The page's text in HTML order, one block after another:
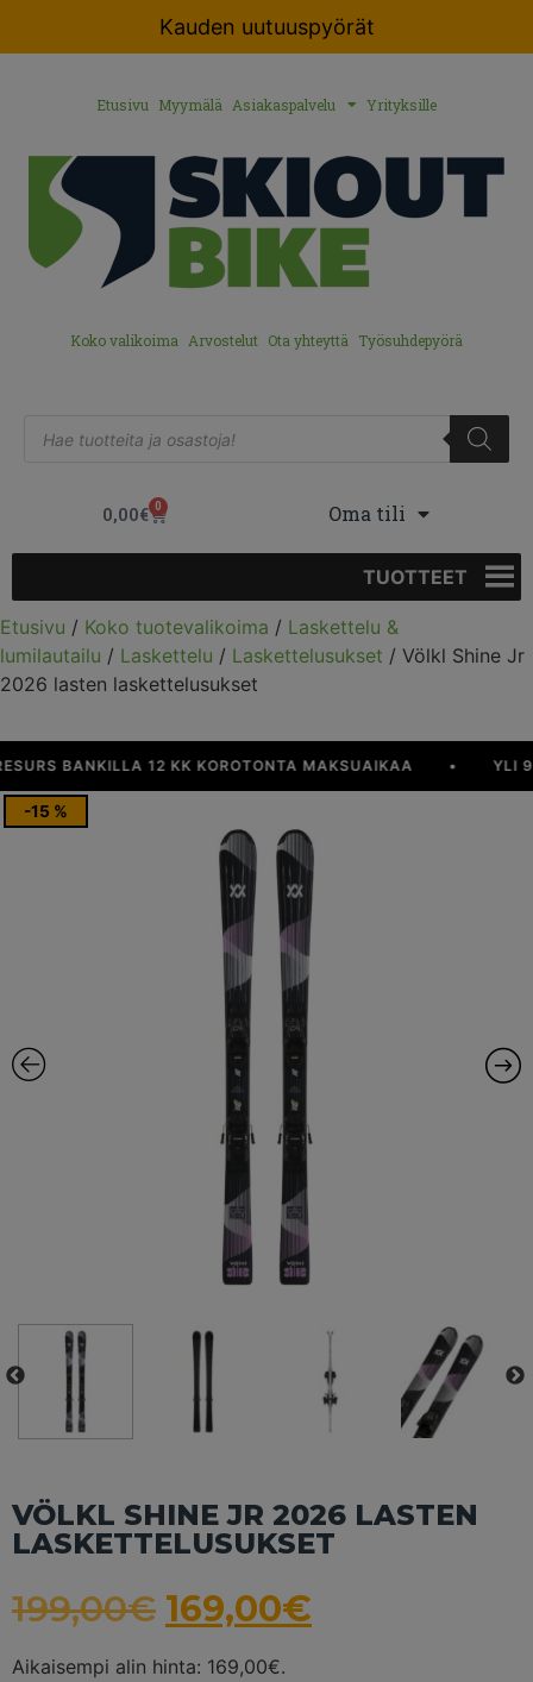
Kauden uutuuspyörät
Etusivu Myymälä Asiakaspalvelu Yrityksille
Koko valikoima Arvostelut Ota yhteyttä Työsuhdepyörä
0,00€ 0 Oma tili
TUOTTEET
Etusivu / Koko tuotevalikoima / Laskettelu &
lumilautailu / Laskettelu / Laskettelusukset / Völkl Shine Jr
2026 lasten laskettelusukset
BANKILLA 12 KK KOROTONTA MAKSUAIKAA YLI 90
-15 %
VÖLKL SHINE JR 2026 LASTEN
LASKETTELUSUKSET
199,00€ 169,00€
Aikaisempi alin hinta: 169,00€.